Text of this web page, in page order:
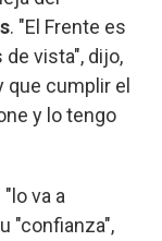
. "El Frente es
vista", dijo,
que cumplir el
y lo tengo
va a
"confianza",